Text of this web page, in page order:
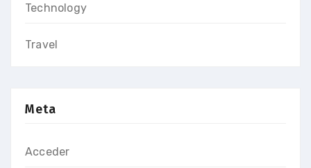
Technology
Travel
Meta
Acceder